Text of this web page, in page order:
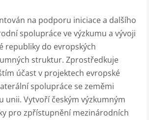
na podporu iniciace a dalšího
spolupráce ve výzkumu a vývoji
republiky do evropských
struktur. Zprostředkuje
účast v projektech evropské
spolupráce se zeměmi
unii. Vytvoří českým výzkumným
pro zpřístupnění mezinárodních